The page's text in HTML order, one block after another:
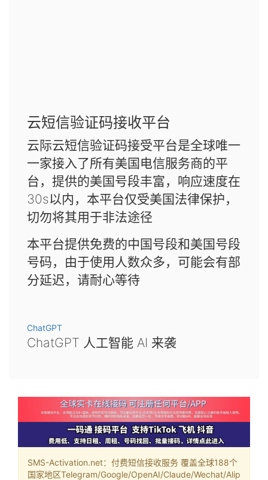
云短信验证码接收平台
云际云短信验证码接受平台是全球唯一
一家接入了所有美国电信服务商的平
台，提供的美国号段丰富，响应速度在
30s以内，本平台仅受美国法律保护，
切勿将其用于非法途径
本平台提供免费的中国号段和美国号段
号码，由于使用人数众多，可能会有部
分延迟，请耐心等待
ChatGPT
ChatGPT 人工智能 AI 来袭
SMS-Activation.net：付费短信接收服务 覆盖全球188个
国家地区Telegram/Google/OpenAI/Claude/Wechat/Alip